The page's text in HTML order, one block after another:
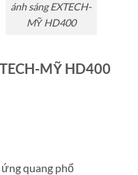
ánh sáng EXTECH-
MỸ HD400
MỸ HD400
quang phổ